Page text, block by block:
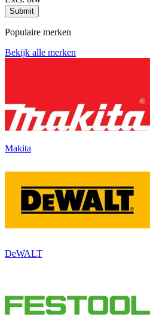
Submit
Populaire merken
Bekijk alle merken
Makita
DeWALT